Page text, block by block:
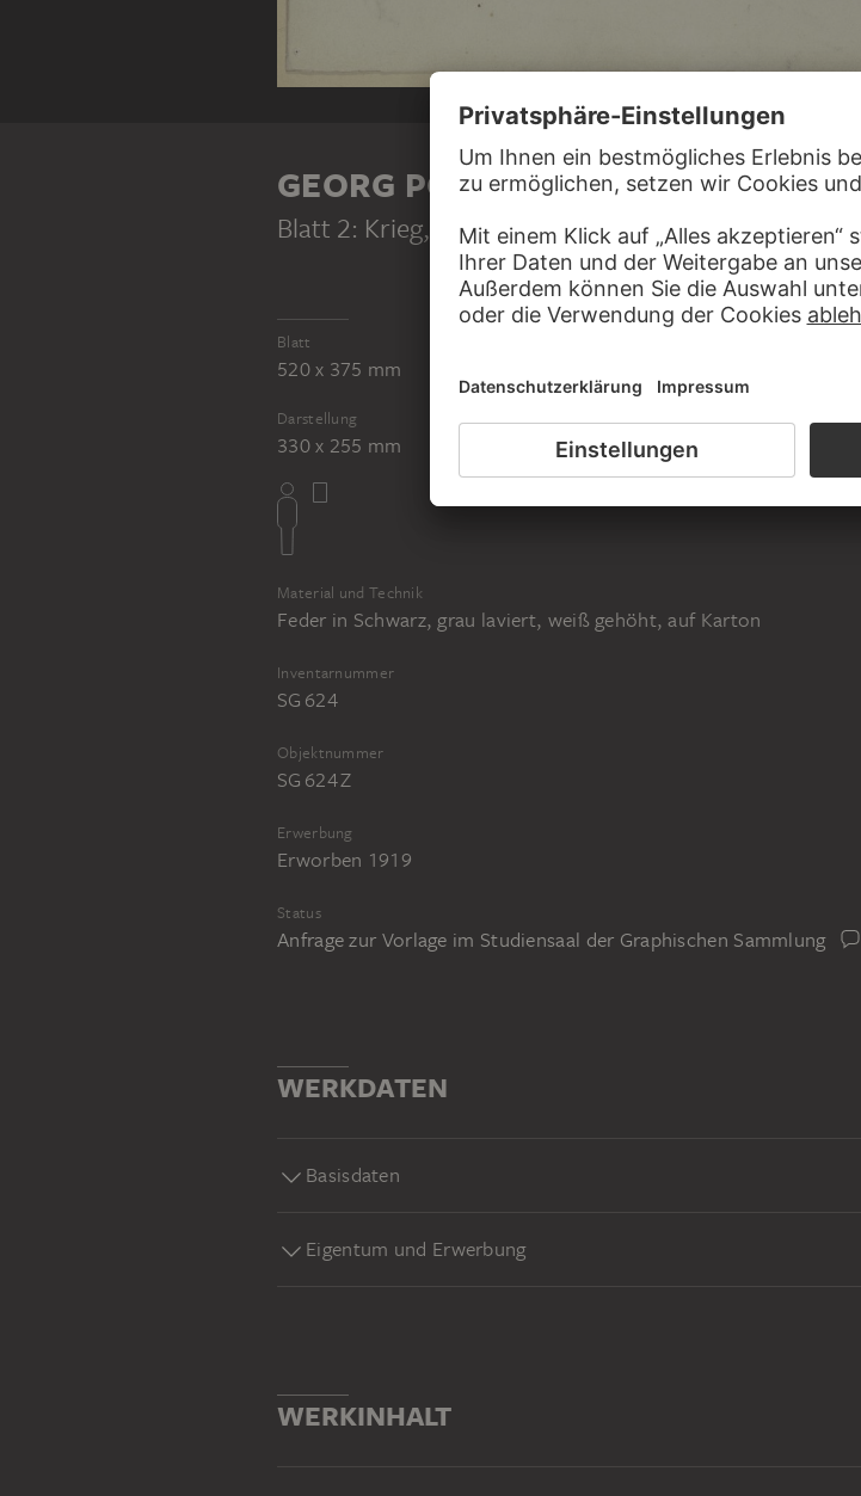
GEORG POPPE
Blatt 2: Krieg, 1916
Blatt
520 x 375 mm
Darstellung
330 x 255 mm
Material und Technik
Feder in Schwarz, grau laviert, weiß gehöht, auf Karton
Inventarnummer
SG 624
Objektnummer
SG 624 Z
Erwerbung
Erworben 1919
Status
Anfrage zur Vorlage im Studiensaal der Graphischen Sammlung
WERKDATEN
Basisdaten
Eigentum und Erwerbung
WERKINHALT